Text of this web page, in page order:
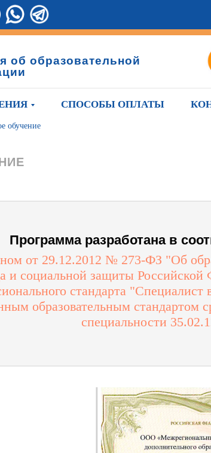
об образовательной
СПОСОБЫ ОПЛАТЫ
обучение
Программа разработана в
от 29.12.2012 № 273-ФЗ "Об
и социальной защиты Российской
стандарта "Специалист
образовательным стандартом
специальности